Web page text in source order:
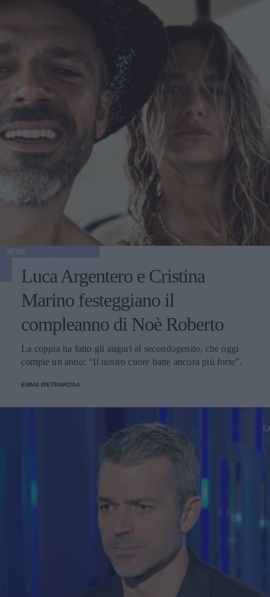
Luca Argentero e Cristina
Marino festeggiano il
compleanno di Noè Roberto
La coppia ha fatto gli auguri al secondogenito, che oggi
compie un anno: “Il nostro cuore batte ancora più forte”.
EMMA PIETRAROSA